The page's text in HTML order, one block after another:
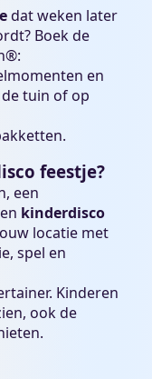
dat weken later
Boek de
en
tuin of op
.
feestje?
een
kinderdisco
locatie met
spel en
Kinderen
ook de